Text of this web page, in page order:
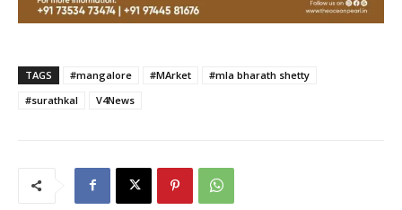
TAGS #mangalore #MArket
#mla bharath shetty
#surathkal
V4News